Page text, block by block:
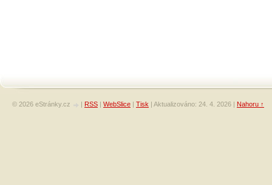
© 2026 eStránky.cz | RSS | WebSlice | Tisk | Aktualizováno: 24. 4. 2026 | Nahoru ↑